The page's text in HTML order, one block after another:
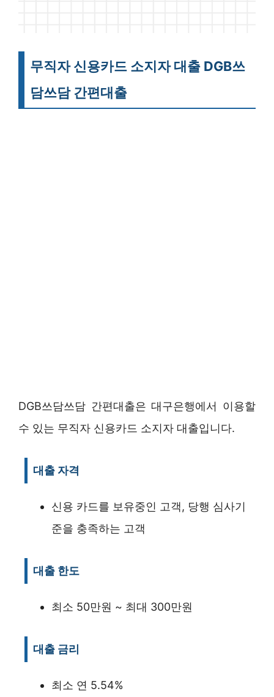
무직자 신용카드 소지자 대출 DGB쓰
담쓰담 간편대출
DGB쓰담쓰담 간편대출은 대구은행에서 이용할
수 있는 무직자 신용카드 소지자 대출입니다.
대출 자격
신용 카드를 보유중인 고객, 당행 심사기
준을 충족하는 고객
대출 한도
최소 50만원 ~ 최대 300만원
대출 금리
최소 연 5.54%